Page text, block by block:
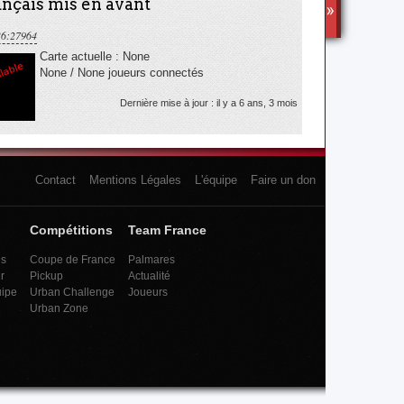
mis en avant
Carte actuelle : None
None / None joueurs connectés
Dernière mise à jour : il y a 6 ans, 3 mois
Faire un don
L'équipe
Mentions Légales
Contact
Compétitions
Coupe de France
Pickup
Urban Challenge
Urban Zone
Team France
Palmares
Actualité
Joueurs